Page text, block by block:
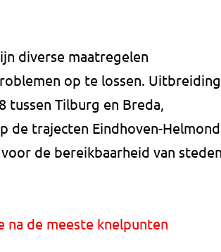
diverse maatregelen
op te lossen. Uitbreiding
tussen Tilburg en Breda,
de trajecten Eindhoven-Helmond
de bereikbaarheid van steden
de meeste knelpunten